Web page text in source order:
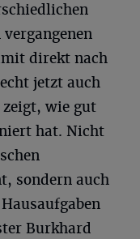
direkt nach
jetzt auch
wie gut
hat. Nicht
sondern auch
Burkhard